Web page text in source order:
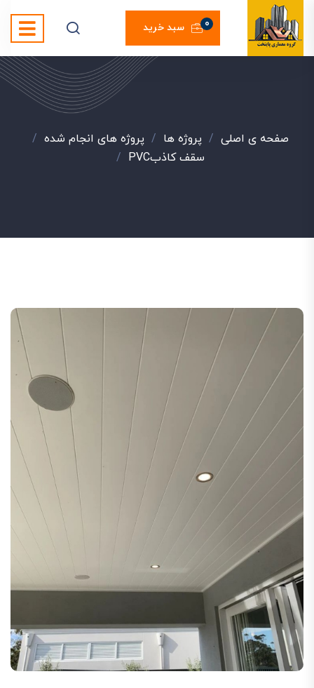
سبد خرید 0
صفحه ی اصلی / پروژه ها / پروژه های انجام شده /
سقف کاذبPVC
/